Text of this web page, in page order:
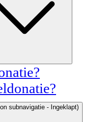
subnavigatie - Ingeklapt)